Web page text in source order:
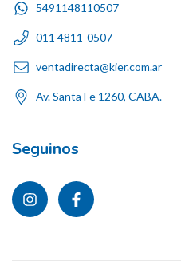
5491148110507
011 4811-0507
ventadirecta@kier.com.ar
Av. Santa Fe 1260, CABA.
Seguinos